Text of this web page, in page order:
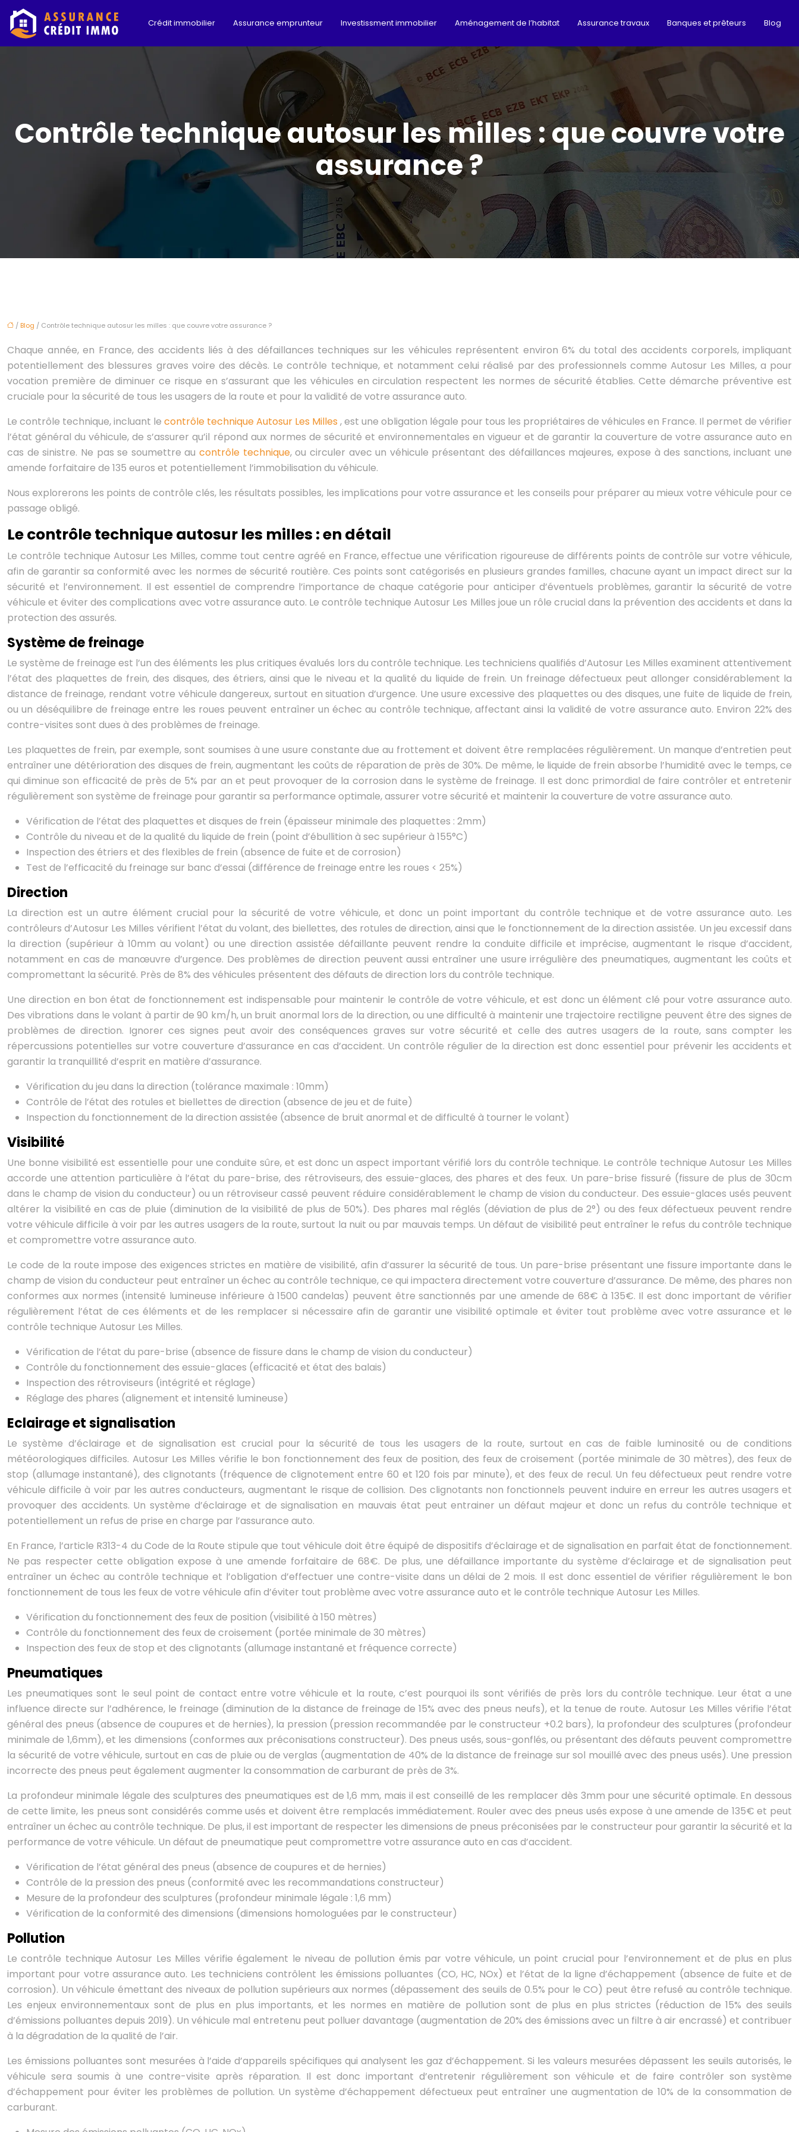
Crédit immobilier Assurance emprunteur Investissment immobilier Aménagement de l’habitat Assurance travaux Banques et prêteurs Blog
Contrôle technique autosur les milles : que couvre votre
assurance ?
/ Blog / Contrôle technique autosur les milles : que couvre votre assurance ?
Chaque année, en France, des accidents liés à des défaillances techniques sur les véhicules représentent environ 6% du total des accidents corporels, impliquant
potentiellement des blessures graves voire des décès. Le contrôle technique, et notamment celui réalisé par des professionnels comme Autosur Les Milles, a pour
vocation première de diminuer ce risque en s’assurant que les véhicules en circulation respectent les normes de sécurité établies. Cette démarche préventive est
cruciale pour la sécurité de tous les usagers de la route et pour la validité de votre assurance auto.
Le contrôle technique, incluant le contrôle technique Autosur Les Milles , est une obligation légale pour tous les propriétaires de véhicules en France. Il permet de vérifier
l’état général du véhicule, de s’assurer qu’il répond aux normes de sécurité et environnementales en vigueur et de garantir la couverture de votre assurance auto en
cas de sinistre. Ne pas se soumettre au contrôle technique, ou circuler avec un véhicule présentant des défaillances majeures, expose à des sanctions, incluant une
amende forfaitaire de 135 euros et potentiellement l’immobilisation du véhicule.
Nous explorerons les points de contrôle clés, les résultats possibles, les implications pour votre assurance et les conseils pour préparer au mieux votre véhicule pour ce
passage obligé.
Le contrôle technique autosur les milles : en détail
Le contrôle technique Autosur Les Milles, comme tout centre agréé en France, effectue une vérification rigoureuse de différents points de contrôle sur votre véhicule,
afin de garantir sa conformité avec les normes de sécurité routière. Ces points sont catégorisés en plusieurs grandes familles, chacune ayant un impact direct sur la
sécurité et l’environnement. Il est essentiel de comprendre l’importance de chaque catégorie pour anticiper d’éventuels problèmes, garantir la sécurité de votre
véhicule et éviter des complications avec votre assurance auto. Le contrôle technique Autosur Les Milles joue un rôle crucial dans la prévention des accidents et dans la
protection des assurés.
Système de freinage
Le système de freinage est l’un des éléments les plus critiques évalués lors du contrôle technique. Les techniciens qualifiés d’Autosur Les Milles examinent attentivement
l’état des plaquettes de frein, des disques, des étriers, ainsi que le niveau et la qualité du liquide de frein. Un freinage défectueux peut allonger considérablement la
distance de freinage, rendant votre véhicule dangereux, surtout en situation d’urgence. Une usure excessive des plaquettes ou des disques, une fuite de liquide de frein,
ou un déséquilibre de freinage entre les roues peuvent entraîner un échec au contrôle technique, affectant ainsi la validité de votre assurance auto. Environ 22% des
contre-visites sont dues à des problèmes de freinage.
Les plaquettes de frein, par exemple, sont soumises à une usure constante due au frottement et doivent être remplacées régulièrement. Un manque d’entretien peut
entraîner une détérioration des disques de frein, augmentant les coûts de réparation de près de 30%. De même, le liquide de frein absorbe l’humidité avec le temps, ce
qui diminue son efficacité de près de 5% par an et peut provoquer de la corrosion dans le système de freinage. Il est donc primordial de faire contrôler et entretenir
régulièrement son système de freinage pour garantir sa performance optimale, assurer votre sécurité et maintenir la couverture de votre assurance auto.
Vérification de l’état des plaquettes et disques de frein (épaisseur minimale des plaquettes : 2mm)
Contrôle du niveau et de la qualité du liquide de frein (point d’ébullition à sec supérieur à 155°C)
Inspection des étriers et des flexibles de frein (absence de fuite et de corrosion)
Test de l’efficacité du freinage sur banc d’essai (différence de freinage entre les roues < 25%)
Direction
La direction est un autre élément crucial pour la sécurité de votre véhicule, et donc un point important du contrôle technique et de votre assurance auto. Les
contrôleurs d’Autosur Les Milles vérifient l’état du volant, des biellettes, des rotules de direction, ainsi que le fonctionnement de la direction assistée. Un jeu excessif dans
la direction (supérieur à 10mm au volant) ou une direction assistée défaillante peuvent rendre la conduite difficile et imprécise, augmentant le risque d’accident,
notamment en cas de manœuvre d’urgence. Des problèmes de direction peuvent aussi entraîner une usure irrégulière des pneumatiques, augmentant les coûts et
compromettant la sécurité. Près de 8% des véhicules présentent des défauts de direction lors du contrôle technique.
Une direction en bon état de fonctionnement est indispensable pour maintenir le contrôle de votre véhicule, et est donc un élément clé pour votre assurance auto.
Des vibrations dans le volant à partir de 90 km/h, un bruit anormal lors de la direction, ou une difficulté à maintenir une trajectoire rectiligne peuvent être des signes de
problèmes de direction. Ignorer ces signes peut avoir des conséquences graves sur votre sécurité et celle des autres usagers de la route, sans compter les
répercussions potentielles sur votre couverture d’assurance en cas d’accident. Un contrôle régulier de la direction est donc essentiel pour prévenir les accidents et
garantir la tranquillité d’esprit en matière d’assurance.
Vérification du jeu dans la direction (tolérance maximale : 10mm)
Contrôle de l’état des rotules et biellettes de direction (absence de jeu et de fuite)
Inspection du fonctionnement de la direction assistée (absence de bruit anormal et de difficulté à tourner le volant)
Visibilité
Une bonne visibilité est essentielle pour une conduite sûre, et est donc un aspect important vérifié lors du contrôle technique. Le contrôle technique Autosur Les Milles
accorde une attention particulière à l’état du pare-brise, des rétroviseurs, des essuie-glaces, des phares et des feux. Un pare-brise fissuré (fissure de plus de 30cm
dans le champ de vision du conducteur) ou un rétroviseur cassé peuvent réduire considérablement le champ de vision du conducteur. Des essuie-glaces usés peuvent
altérer la visibilité en cas de pluie (diminution de la visibilité de plus de 50%). Des phares mal réglés (déviation de plus de 2°) ou des feux défectueux peuvent rendre
votre véhicule difficile à voir par les autres usagers de la route, surtout la nuit ou par mauvais temps. Un défaut de visibilité peut entraîner le refus du contrôle technique
et compromettre votre assurance auto.
Le code de la route impose des exigences strictes en matière de visibilité, afin d’assurer la sécurité de tous. Un pare-brise présentant une fissure importante dans le
champ de vision du conducteur peut entraîner un échec au contrôle technique, ce qui impactera directement votre couverture d’assurance. De même, des phares non
conformes aux normes (intensité lumineuse inférieure à 1500 candelas) peuvent être sanctionnés par une amende de 68€ à 135€. Il est donc important de vérifier
régulièrement l’état de ces éléments et de les remplacer si nécessaire afin de garantir une visibilité optimale et éviter tout problème avec votre assurance et le
contrôle technique Autosur Les Milles.
Vérification de l’état du pare-brise (absence de fissure dans le champ de vision du conducteur)
Contrôle du fonctionnement des essuie-glaces (efficacité et état des balais)
Inspection des rétroviseurs (intégrité et réglage)
Réglage des phares (alignement et intensité lumineuse)
Eclairage et signalisation
Le système d’éclairage et de signalisation est crucial pour la sécurité de tous les usagers de la route, surtout en cas de faible luminosité ou de conditions
météorologiques difficiles. Autosur Les Milles vérifie le bon fonctionnement des feux de position, des feux de croisement (portée minimale de 30 mètres), des feux de
stop (allumage instantané), des clignotants (fréquence de clignotement entre 60 et 120 fois par minute), et des feux de recul. Un feu défectueux peut rendre votre
véhicule difficile à voir par les autres conducteurs, augmentant le risque de collision. Des clignotants non fonctionnels peuvent induire en erreur les autres usagers et
provoquer des accidents. Un système d’éclairage et de signalisation en mauvais état peut entrainer un défaut majeur et donc un refus du contrôle technique et
potentiellement un refus de prise en charge par l’assurance auto.
En France, l’article R313-4 du Code de la Route stipule que tout véhicule doit être équipé de dispositifs d’éclairage et de signalisation en parfait état de fonctionnement.
Ne pas respecter cette obligation expose à une amende forfaitaire de 68€. De plus, une défaillance importante du système d’éclairage et de signalisation peut
entraîner un échec au contrôle technique et l’obligation d’effectuer une contre-visite dans un délai de 2 mois. Il est donc essentiel de vérifier régulièrement le bon
fonctionnement de tous les feux de votre véhicule afin d’éviter tout problème avec votre assurance auto et le contrôle technique Autosur Les Milles.
Vérification du fonctionnement des feux de position (visibilité à 150 mètres)
Contrôle du fonctionnement des feux de croisement (portée minimale de 30 mètres)
Inspection des feux de stop et des clignotants (allumage instantané et fréquence correcte)
Pneumatiques
Les pneumatiques sont le seul point de contact entre votre véhicule et la route, c’est pourquoi ils sont vérifiés de près lors du contrôle technique. Leur état a une
influence directe sur l’adhérence, le freinage (diminution de la distance de freinage de 15% avec des pneus neufs), et la tenue de route. Autosur Les Milles vérifie l’état
général des pneus (absence de coupures et de hernies), la pression (pression recommandée par le constructeur +0.2 bars), la profondeur des sculptures (profondeur
minimale de 1,6mm), et les dimensions (conformes aux préconisations constructeur). Des pneus usés, sous-gonflés, ou présentant des défauts peuvent compromettre
la sécurité de votre véhicule, surtout en cas de pluie ou de verglas (augmentation de 40% de la distance de freinage sur sol mouillé avec des pneus usés). Une pression
incorrecte des pneus peut également augmenter la consommation de carburant de près de 3%.
La profondeur minimale légale des sculptures des pneumatiques est de 1,6 mm, mais il est conseillé de les remplacer dès 3mm pour une sécurité optimale. En dessous
de cette limite, les pneus sont considérés comme usés et doivent être remplacés immédiatement. Rouler avec des pneus usés expose à une amende de 135€ et peut
entraîner un échec au contrôle technique. De plus, il est important de respecter les dimensions de pneus préconisées par le constructeur pour garantir la sécurité et la
performance de votre véhicule. Un défaut de pneumatique peut compromettre votre assurance auto en cas d’accident.
Vérification de l’état général des pneus (absence de coupures et de hernies)
Contrôle de la pression des pneus (conformité avec les recommandations constructeur)
Mesure de la profondeur des sculptures (profondeur minimale légale : 1,6 mm)
Vérification de la conformité des dimensions (dimensions homologuées par le constructeur)
Pollution
Le contrôle technique Autosur Les Milles vérifie également le niveau de pollution émis par votre véhicule, un point crucial pour l’environnement et de plus en plus
important pour votre assurance auto. Les techniciens contrôlent les émissions polluantes (CO, HC, NOx) et l’état de la ligne d’échappement (absence de fuite et de
corrosion). Un véhicule émettant des niveaux de pollution supérieurs aux normes (dépassement des seuils de 0.5% pour le CO) peut être refusé au contrôle technique.
Les enjeux environnementaux sont de plus en plus importants, et les normes en matière de pollution sont de plus en plus strictes (réduction de 15% des seuils
d’émissions polluantes depuis 2019). Un véhicule mal entretenu peut polluer davantage (augmentation de 20% des émissions avec un filtre à air encrassé) et contribuer
à la dégradation de la qualité de l’air.
Les émissions polluantes sont mesurées à l’aide d’appareils spécifiques qui analysent les gaz d’échappement. Si les valeurs mesurées dépassent les seuils autorisés, le
véhicule sera soumis à une contre-visite après réparation. Il est donc important d’entretenir régulièrement son véhicule et de faire contrôler son système
d’échappement pour éviter les problèmes de pollution. Un système d’échappement défectueux peut entraîner une augmentation de 10% de la consommation de
carburant.